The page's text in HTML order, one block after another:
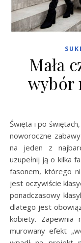
Mała
wybór
Święta i po świętach, natomiast przed nami Sylwester oraz
noworoczne
na jeden z
uzupełnij ją o kilka
fasonem, którego
jest oczywiście
ponadczasowy
dlatego jest
kobiety. Zapewnia
murowany efekt